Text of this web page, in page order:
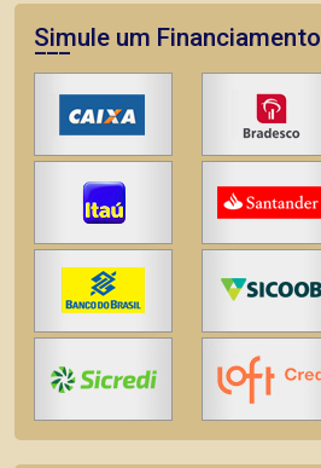
Simule um Financiamento